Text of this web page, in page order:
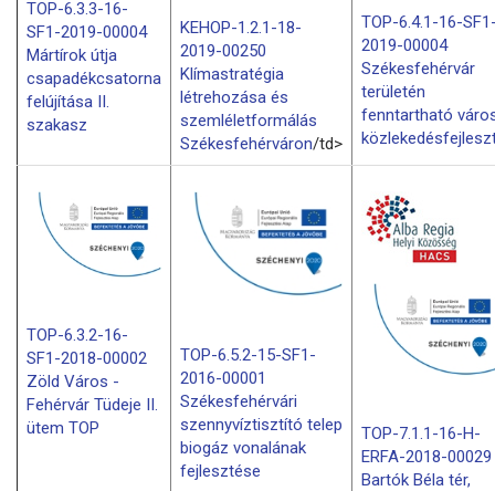
TOP-6.3.3-16-
SF1-2019-00004
Mártírok útja
csapadékcsatorna
felújítása II.
szakasz
KEHOP-1.2.1-18-
2019-00250
Klímastratégia
létrehozása és
szemléletformálás
Székesfehérváron/td>
TOP-6.4.1-16-
2019-00004
Székesfehérvár
területén
fenntartható
TOP-6.3.2-16-
SF1-2018-00002
Zöld Város -
Fehérvár Tüdeje II.
ütem TOP
TOP-6.5.2-15-SF1-
2016-00001
Székesfehérvári
szennyvíztisztító telep
biogáz vonalának
fejlesztése
TOP-7.1.1-16-H-
ERFA-2018-00029
Bartók Béla tér,